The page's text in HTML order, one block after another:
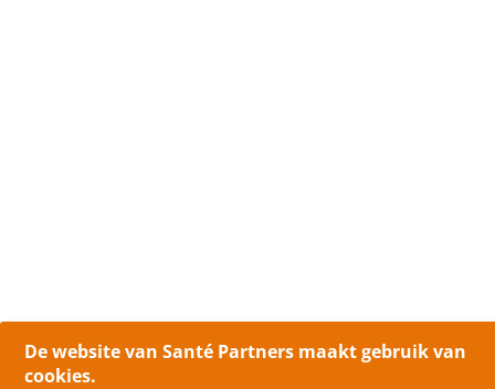
De website van Santé Partners maakt gebruik van
cookies.